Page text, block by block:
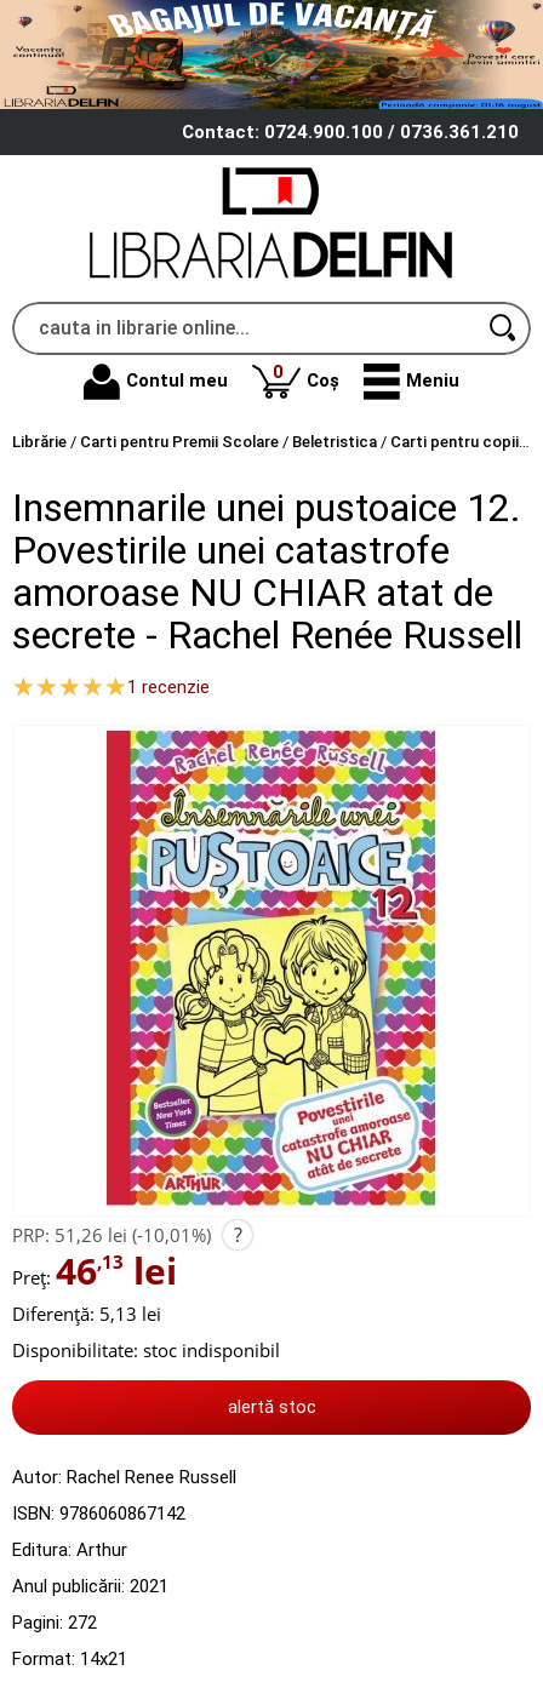
Contact: 0724.900.100 / 0736.361.210
Contul meu 0produse
Coș Meniu
Librărie / Carti pentru Premii Scolare / Beletristica / Carti pentru copii
Insemnarile unei pustoaice 12.
Povestirile unei catastrofe
amoroase NU CHIAR atat de
secrete - Rachel Renée Russell
1 recenzie
PRP: 51,26 lei (-10,01%) ?
Preț: 46,13 lei
Diferență: 5,13 lei
Disponibilitate: stoc indisponibil
alertă stoc
Autor: Rachel Renee Russell
ISBN: 9786060867142
Editura: Arthur
Anul publicării: 2021
Pagini: 272
Format: 14x21